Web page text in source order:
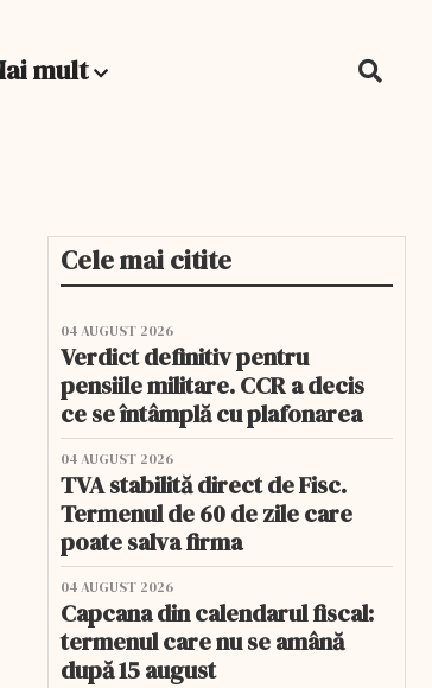
mult
Cele mai citite
04 AUGUST 2026
Verdict definitiv pentru
pensiile militare. CCR a decis
ce se întâmplă cu plafonarea
04 AUGUST 2026
TVA stabilită direct de Fisc.
Termenul de 60 de zile care
poate salva firma
04 AUGUST 2026
Capcana din calendarul fiscal:
termenul care nu se amână
după 15 august